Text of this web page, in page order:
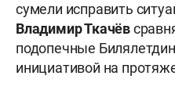
сумели исправить
Владимир Ткачёв
подопечные
инициативой на